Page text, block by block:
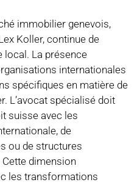
immobilier genevois,
Koller, continue de
local. La présence
internationales
spécifiques en matière de
L’avocat spécialisé doit
suisse avec les
de
ou de structures
dimension
les transformations